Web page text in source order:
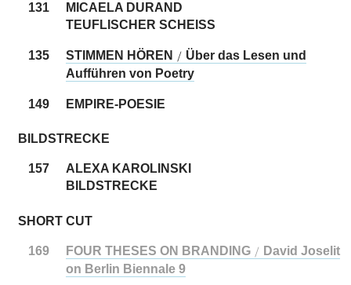
131
MICAELA DURAND
TEUFLISCHER SCHEISS
135 STIMMEN HÖREN / Über das Lesen und
Aufführen von Poetry
149 EMPIRE-POESIE
BILDSTRECKE
157
ALEXA KAROLINSKI
BILDSTRECKE
SHORT CUT
169 FOUR THESES ON BRANDING/ David Joselit
on Berlin Biennale 9